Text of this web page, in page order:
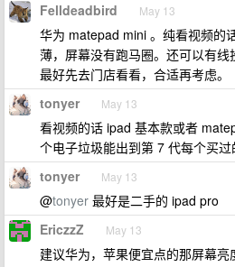
Felldeadbird May 13
华为 matepad mini 。纯看视频
薄，屏幕没有跑马圈。还可以有线
最好先去门店看看，合适再考虑。
tonyer May 13
看视频的话 ipad 基本款或者
个电子垃圾能出到第 7 代每个买
tonyer May 13
@tonyer 最好是二手的 ipad pro
EriczzZ May 13
建议华为，苹果便宜点的那屏幕亮